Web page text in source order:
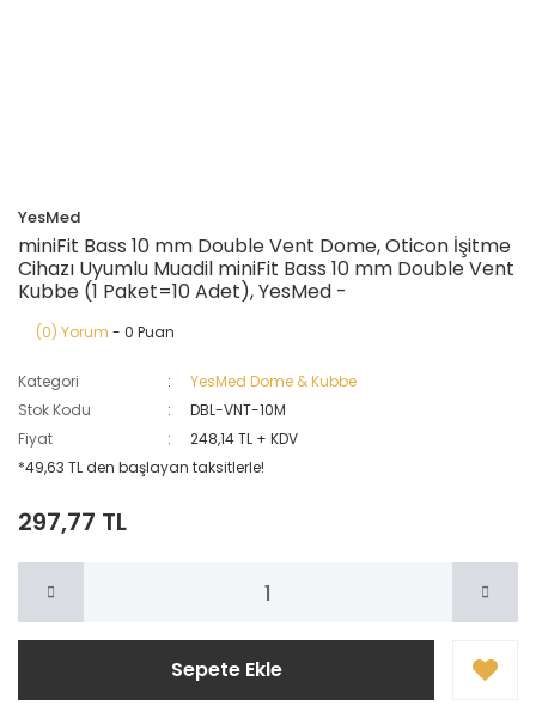
YesMed
miniFit Bass 10 mm Double Vent Dome, Oticon İşitme
Cihazı Uyumlu Muadil miniFit Bass 10 mm Double Vent
Kubbe (1 Paket=10 Adet), YesMed -
(0) Yorum - 0 Puan
Kategori
YesMed Dome & Kubbe
Stok Kodu
DBL-VNT-10M
Fiyat
248,14 TL + KDV
*49,63 TL den başlayan taksitlerle!
297,77 TL
Sepete Ekle